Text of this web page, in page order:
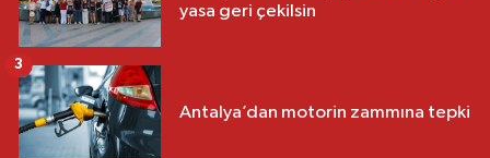
yasa geri çekilsin
Antalya’dan motorin zammına tepki
3